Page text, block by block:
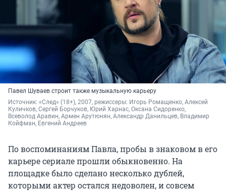
Павел Шуваев строит также музыкальную карьеру
Источник: «След» (18+), 2007, режиссеры: Игорь Ромащенко, Алексей
Куличков, Сергей Борчуков, Юрий Харнас, Оксана Сидоренко,
Всеволод Аравин, Армен Арутюнян, Александр Данильцев, Владимир
Койфман, Евгений Андреев
По воспоминаниям Павла, пробы в знаковом в его
карьере сериале прошли обыкновенно. На
площадке было сделано несколько дублей,
которыми актер остался недоволен, и совсем